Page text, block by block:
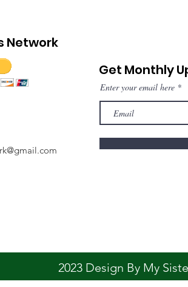
Network
Get Monthly
Enter your email here
2023 Design By My